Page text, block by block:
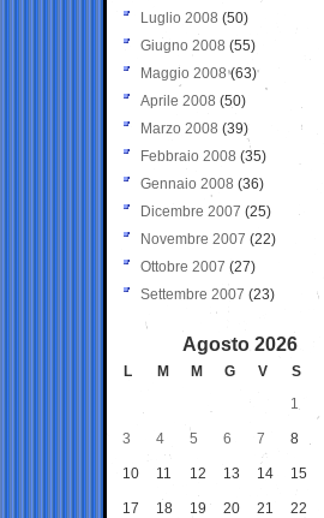
Luglio 2008 (50)
Giugno 2008 (55)
Maggio 2008(63)
Aprile 2008 (50)
Marzo 2008 (39)
Febbraio 2008 (35)
Gennaio 2008 (36)
Dicembre 2007 (25)
Novembre 2007 (22)
Ottobre 2007 (27)
Settembre 2007 (23)
Agosto 2026
L M M G V S
1
3 4 5 6 7 8
10 11 12 13 14 15
17 18 19 20 21 22